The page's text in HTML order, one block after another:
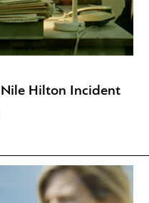
Nile Hilton Incident